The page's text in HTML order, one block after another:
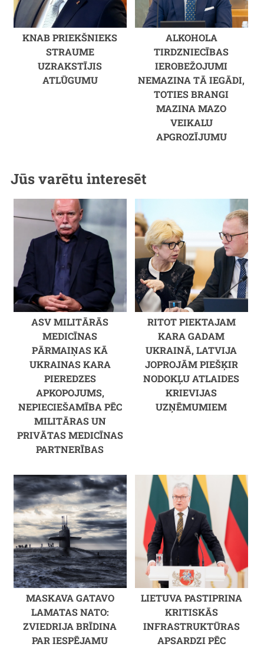
KNAB PRIEKŠNIEKS
STRAUME
UZRAKSTĪJIS
ATLŪGUMU
ALKOHOLA
TIRDZNIECĪBAS
IEROBEŽOJUMI
NEMAZINA TĀ IEGĀDI,
TOTIES BRANGI
MAZINA MAZO
VEIKALU
APGROZĪJUMU
Jūs varētu interesēt
ASV MILITĀRĀS
MEDICĪNAS
PĀRMAIŅAS KĀ
UKRAINAS KARA
PIEREDZES
APKOPOJUMS,
NEPIECIEŠAMĪBA PĒC
MILITĀRAS UN
PRIVĀTAS MEDICĪNAS
PARTNERĪBAS
RITOT PIEKTAJAM
KARA GADAM
UKRAINĀ, LATVIJA
JOPROJĀM PIEŠĶIR
NODOKĻU ATLAIDES
KRIEVIJAS
UZŅĒMUMIEM
MASKAVA GATAVO
LAMATAS NATO:
ZVIEDRIJA BRĪDINA
PAR IESPĒJAMU
LIETUVA PASTIPRINA
KRITISKĀS
INFRASTRUKTŪRAS
APSARDZI PĒC